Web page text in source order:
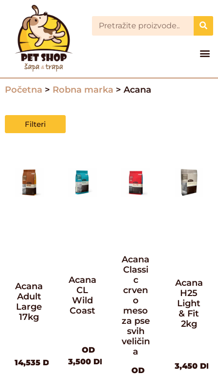
Početna > Robna marka > Acana
Filteri
Acana
Adult
Large
17kg
14,535 DIN
Acana
CL
Wild
Coast
OD
3,500 DIN
Acana
Classi
c
crven
o
meso
za pse
svih
veličin
a
OD
Acana
H25
Light
& Fit
2kg
3,450 DIN